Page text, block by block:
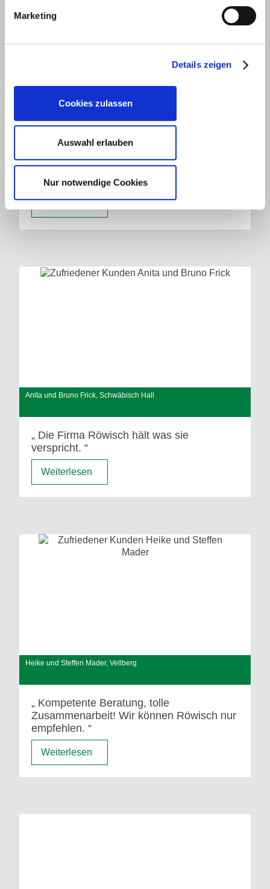
Marketing
Details zeigen
Cookies zulassen
Auswahl erlauben
Nur notwendige Cookies
Simon Kuch, Schwäbisch Hall
Mit Röwisch wird der Wohnbau selbst für
Laien wie mich zur angenehmen Sache.
Anita und Bruno Frick, Schwäbisch Hall
Die Firma Röwisch hält was sie
verspricht.
Weiterlesen
Heike und Steffen Mader, Vellberg
Kompetente Beratung, tolle
Zusammenarbeit! Wir können Röwisch nur
empfehlen.
Weiterlesen